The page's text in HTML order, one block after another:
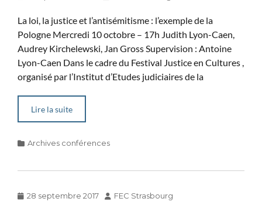
La loi, la justice et l’antisémitisme : l’exemple de la
Pologne Mercredi 10 octobre – 17h Judith Lyon-Caen,
Audrey Kirchelewski, Jan Gross Supervision : Antoine
Lyon-Caen Dans le cadre du Festival Justice en Cultures ,
organisé par l’Institut d’Etudes judiciaires de la
Lire la suite
Categories
Archives conférences
Posted
28 septembre 2017 Author
FEC Strasbourg